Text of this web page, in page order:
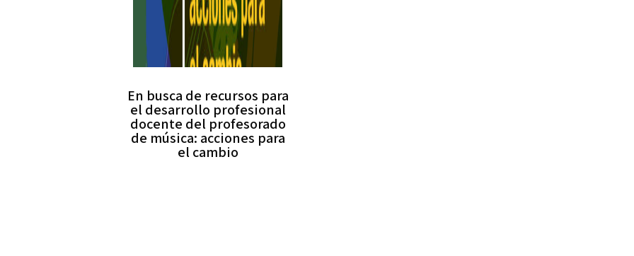
En busca de recursos para
el desarrollo profesional
docente del profesorado
de música: acciones para
el cambio